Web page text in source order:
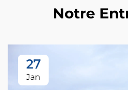
Notre
27
Jan